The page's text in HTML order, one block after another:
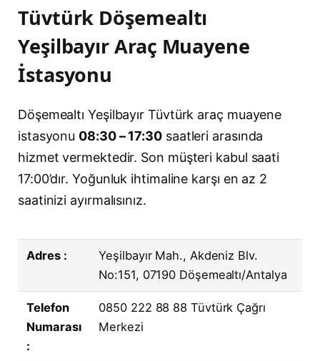
Tüvtürk Döşemealtı
Yeşilbayır Araç Muayene
İstasyonu
Döşemealtı Yeşilbayır Tüvtürk araç muayene
istasyonu 08:30 – 17:30saatleri arasında
hizmet vermektedir. Son müşteri kabul saati
17:00’dır. Yoğunluk ihtimaline karşı en az 2
saatinizi ayırmalısınız.
Adres :
Yeşilbayır Mah., Akdeniz Blv.
No:151, 07190 Döşemealtı/Antalya
Telefon
Numarası
:
0850 222 88 88 Tüvtürk Çağrı
Merkezi